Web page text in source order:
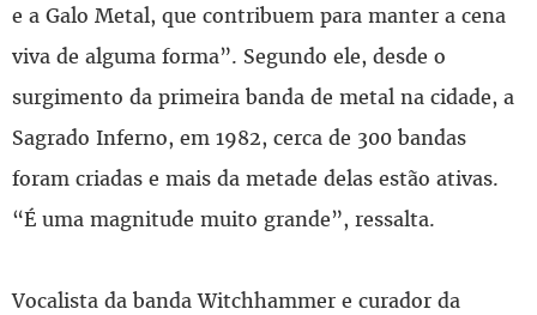
e a Galo Metal, que contribuem para manter a cena
viva de alguma forma”. Segundo ele, desde o
surgimento da primeira banda de metal na cidade, a
Sagrado Inferno, em 1982, cerca de 300 bandas
foram criadas e mais da metade delas estão ativas.
“É uma magnitude muito grande”, ressalta.
Vocalista da banda Witchhammer e curador da